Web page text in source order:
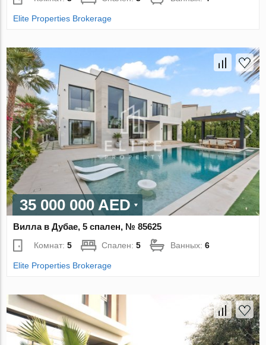
Elite Properties Brokerage
35 000 000 AED
Вилла в Дубае, 5 спален, № 85625
Комнат:5 Спален:5 Ванных:6
Elite Properties Brokerage